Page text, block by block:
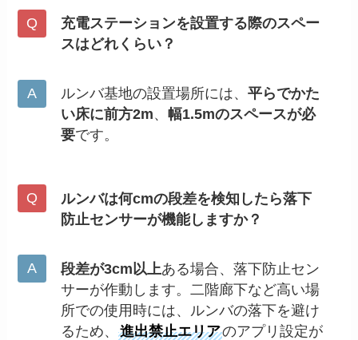
充電ステーションを設置する際のスペー
スはどれくらい？
ルンバ基地の設置場所には、平らでかた
い床に前方2m、幅1.5mのスペースが必
要です。
ルンバは何cmの段差を検知したら落下
防止センサーが機能しますか？
段差が3cm以上ある場合、落下防止セン
サーが作動します。二階廊下など高い場
所での使用時には、ルンバの落下を避け
るため、進出禁止エリアのアプリ設定が